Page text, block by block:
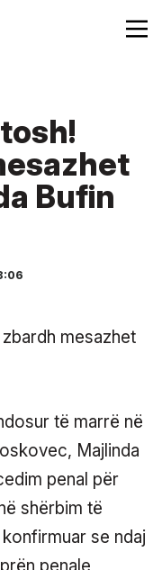
Bufin
të marrë në
Majlinda
penal për
shërbim të
se ndaj
penale